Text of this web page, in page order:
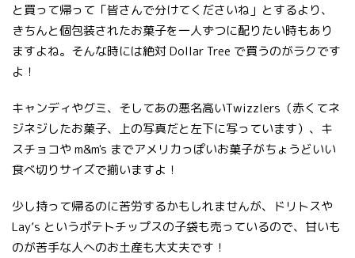
と買って帰って「皆さんで分けてくださいね」とするより、
きちんと個包装されたお菓子を一人ずつに配りたい時もあり
ますよね。そんな時には絶対 Dollar Tree で買うのがラクです
よ！
キャンディやグミ、そしてあの悪名高いTwizzlers（赤くてネ
ジネジしたお菓子、上の写真だと左下に写っています）、キ
スチョコや m&m's までアメリカっぽいお菓子がちょうどいい
食べ切りサイズで揃いますよ！
少し持って帰るのに苦労するかもしれませんが、ドリトスや
Lay’s というポテトチップスの子袋も売っているので、甘いも
のが苦手な人へのお土産も大丈夫です！